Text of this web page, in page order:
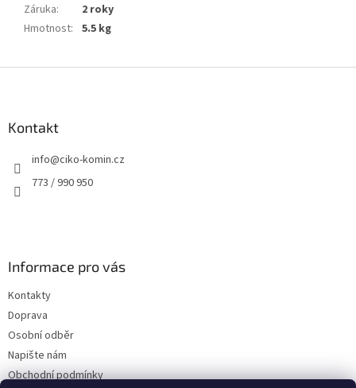
Záruka:
2 roky
Hmotnost: 5.5 kg
Kontakt
info@ciko-komin.cz
773 / 990 950
Informace pro vás
Kontakty
Doprava
Osobní odběr
Napište nám
Obchodní podmínky